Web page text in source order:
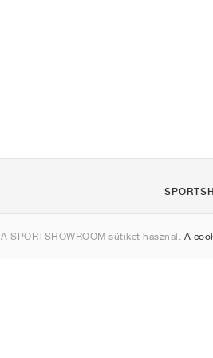
A SPORTSHOWROOM sütiket használ. A
Kapcsolat